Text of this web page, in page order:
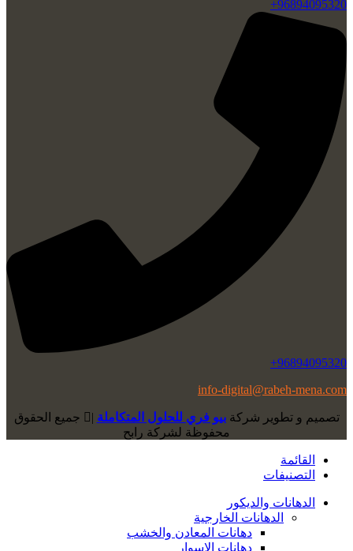
96894095320+
96894095320+
info-digital@rabeh-mena.com
تصميم و تطوير شركةبيو فري للحلول المتكاملة |
ﺟﻤﻴﻊ اﻟﺤﻘﻮق
ﻣﺤﻔﻮﻇﺔ لشرﻛﺔ رابح
القائمة
التصنيفات
الدهانات والديكور
الدهانات الخارجية
دهانات المعادن والخشب
دهانات الاسوار